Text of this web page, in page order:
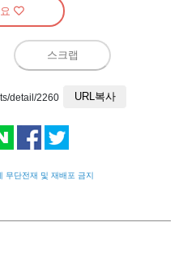
스크랩
detail/2260 URL복사
무단전재 및 재배포 금지